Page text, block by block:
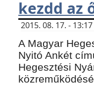
kezdd az
2015. 08. 17. -
A Magyar
Nyitó Ankét
Hegesztési